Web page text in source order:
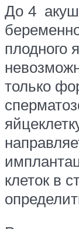
До 4
плодного
только
клеток в